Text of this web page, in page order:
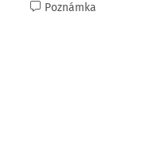
Poznámka